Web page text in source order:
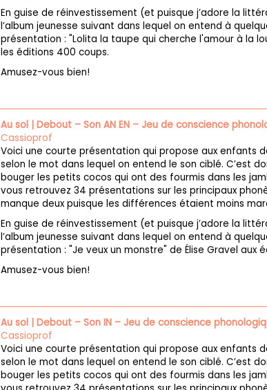
En guise de réinvestissement (et puisque j’adore la
l’album jeunesse suivant dans lequel on entend à
présentation : "Lolita la taupe qui cherche l'amour à la
les éditions 400 coups.
Amusez-vous bien!
Au sol | Debout – Son AN EN – Jeu de conscience
Cassioprof
Voici une courte présentation qui propose aux enfants
selon le mot dans lequel on entend le son ciblé. C’est
bouger les petits cocos qui ont des fourmis dans les
vous retrouvez 34 présentations sur les principaux
manque deux puisque les différences étaient moins
En guise de réinvestissement (et puisque j’adore la
l’album jeunesse suivant dans lequel on entend à
présentation : "Je veux un monstre" de Élise Gravel aux
Amusez-vous bien!
Au sol | Debout – Son IN – Jeu de conscience
Cassioprof
Voici une courte présentation qui propose aux enfants
selon le mot dans lequel on entend le son ciblé. C’est
bouger les petits cocos qui ont des fourmis dans les